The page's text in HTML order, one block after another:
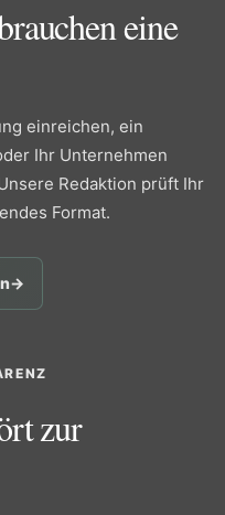
eine
einreichen, ein
Ihr Unternehmen
Redaktion prüft Ihr
Format.
→
zur